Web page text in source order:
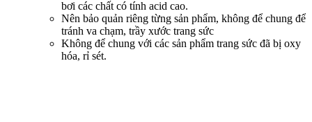
bơi các chất có tính acid cao.
Nên bảo quản riêng từng sản phẩm, không để chung để
tránh va chạm, trầy xước trang sức
Không để chung với các sản phẩm trang sức đã bị oxy
hóa, rỉ sét.